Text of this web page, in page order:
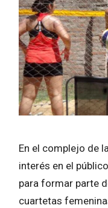
En el complejo de
interés en el
para formar parte
cuartetas